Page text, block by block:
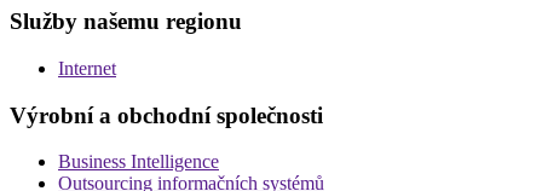
Služby našemu regionu
Internet
Výrobní a obchodní společnosti
Business Intelligence
Outsourcing informačních systémů